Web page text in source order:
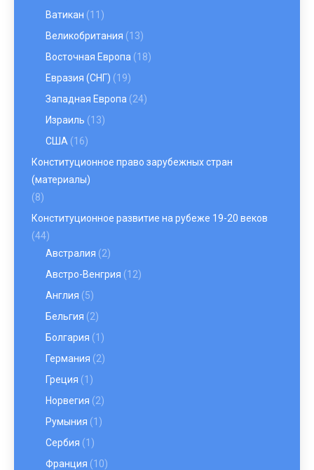
Ватикан (11)
Великобритания (13)
Восточная Европа (18)
Евразия (СНГ) (19)
Западная Европа (24)
Израиль (13)
США (16)
Конституционное право зарубежных стран
(материалы)
(8)
Конституционное развитие на рубеже 19-20 веков
(44)
Австралия (2)
Австро-Венгрия (12)
Англия (5)
Бельгия (2)
Болгария (1)
Германия (2)
Греция (1)
Норвегия (2)
Румыния (1)
Сербия (1)
Франция (10)